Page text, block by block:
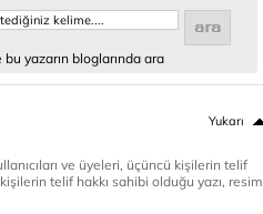
bu yazarın bloglarında ara
Yukarı
ve üyeleri, üçüncü kişilerin telif
telif hakkı sahibi olduğu yazı, resim